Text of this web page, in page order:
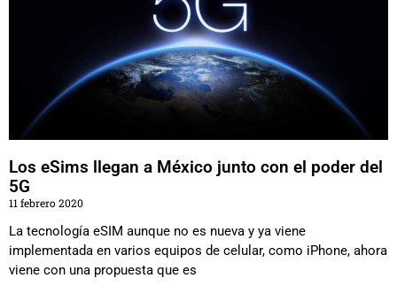
Los eSims llegan a México junto con el poder del
5G
11 febrero 2020
La tecnología eSIM aunque no es nueva y ya viene
implementada en varios equipos de celular, como iPhone, ahora
viene con una propuesta que es